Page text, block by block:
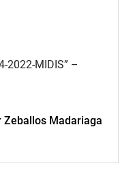
2022-MIDIS” –
Zeballos Madariaga